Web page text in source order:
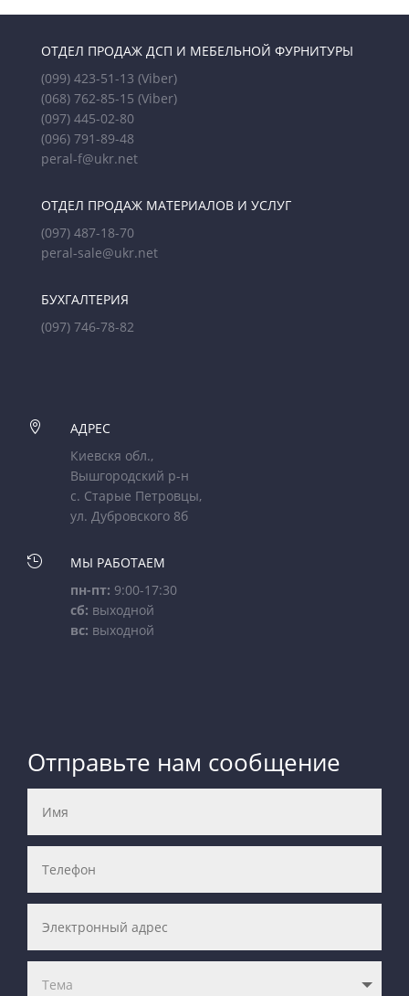
ОТДЕЛ ПРОДАЖ ДСП И МЕБЕЛЬНОЙ ФУРНИТУРЫ
(099) 423-51-13 (Viber)
(068) 762-85-15 (Viber)
(097) 445-02-80
(096) 791-89-48
peral-f@ukr.net
ОТДЕЛ ПРОДАЖ МАТЕРИАЛОВ И УСЛУГ
(097) 487-18-70
peral-sale@ukr.net
БУХГАЛТЕРИЯ
(097) 746-78-82

АДРЕС
Киевскя обл.,
Вышгородский р-н
с. Старые Петровцы,
ул. Дубровского 8б

МЫ РАБОТАЕМ
пн-пт: 9:00-17:30
сб: выходной
вс: выходной
Отправьте нам сообщение